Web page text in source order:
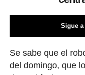
Sigue
Se sabe que el
del domingo, que